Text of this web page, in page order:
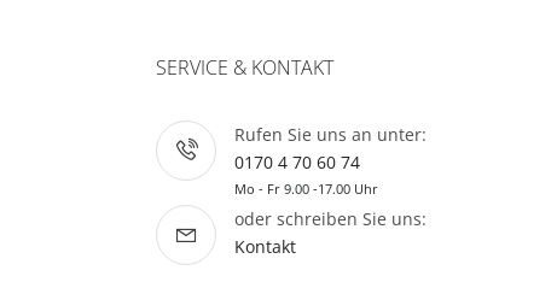
SERVICE & KONTAKT
Rufen Sie uns an unter:
0170 4 70 60 74
Mo - Fr 9.00 -17.00 Uhr
oder schreiben Sie uns:
Kontakt